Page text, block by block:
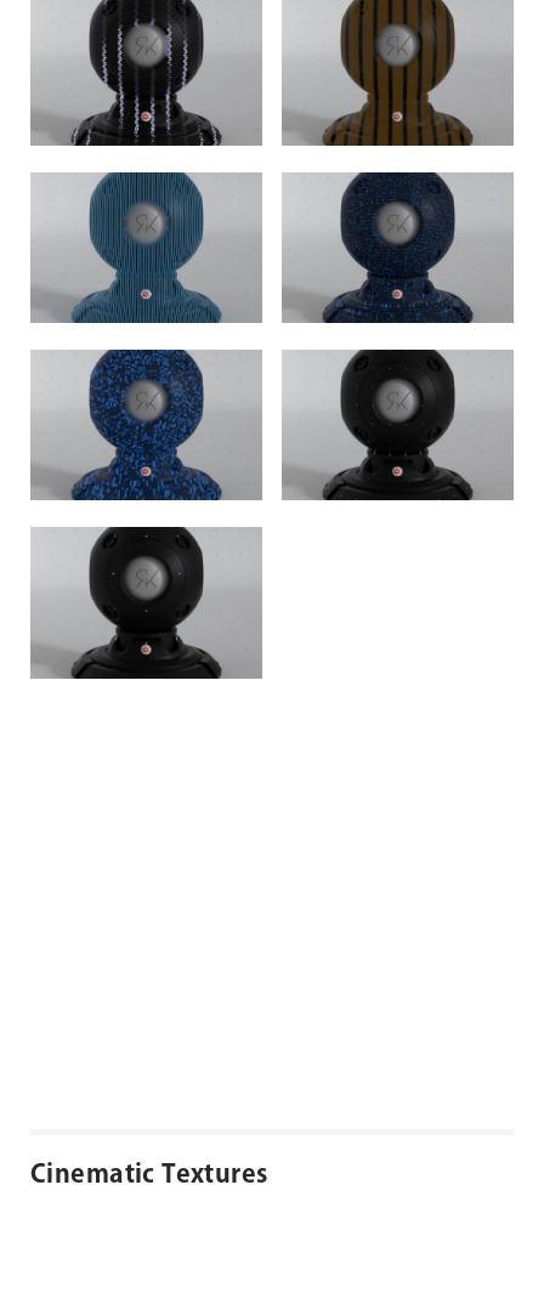
Cinematic Textures